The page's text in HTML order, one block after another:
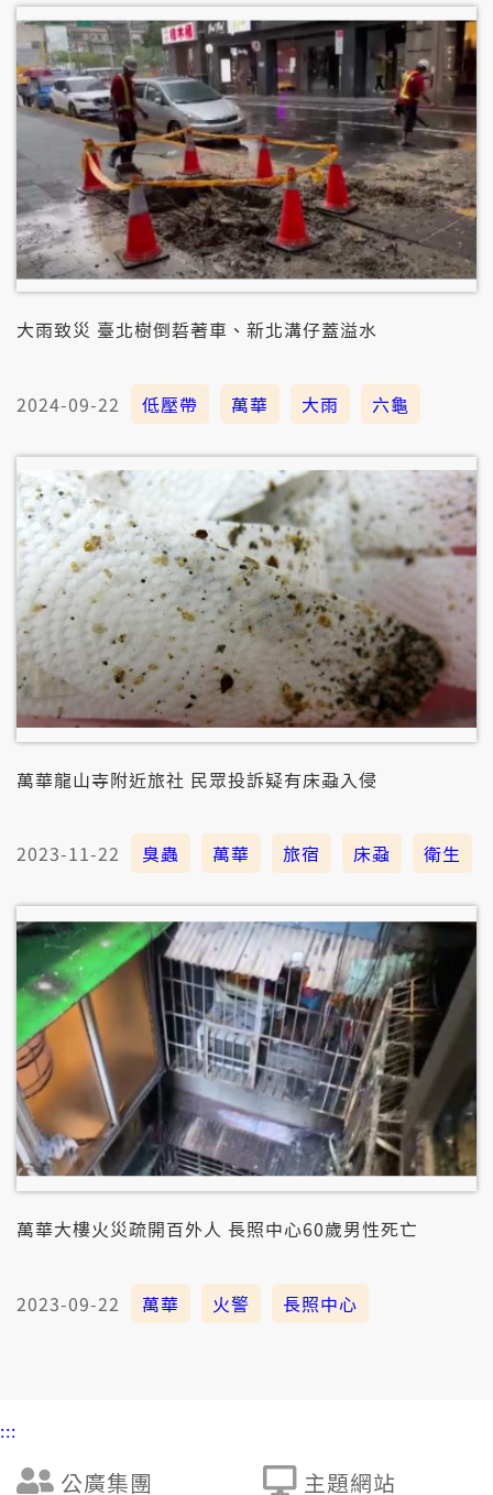
大雨致災 臺北樹倒硩著車、新北溝仔蓋溢水
2024-09-22 低壓帶 萬華 大雨 六龜
萬華龍山寺附近旅社 民眾投訴疑有床蝨入侵
2023-11-22 臭蟲 萬華 旅宿 床蝨 衛生
萬華大樓火災疏開百外人 長照中心60歲男性死亡
2023-09-22 萬華 火警 長照中心
:::
公廣集團 主題網站